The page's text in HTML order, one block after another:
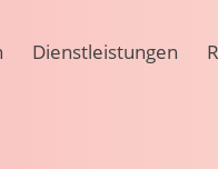
Dienstleistungen